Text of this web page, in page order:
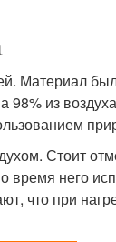
Материал
98% из
Стоит
время него
что при